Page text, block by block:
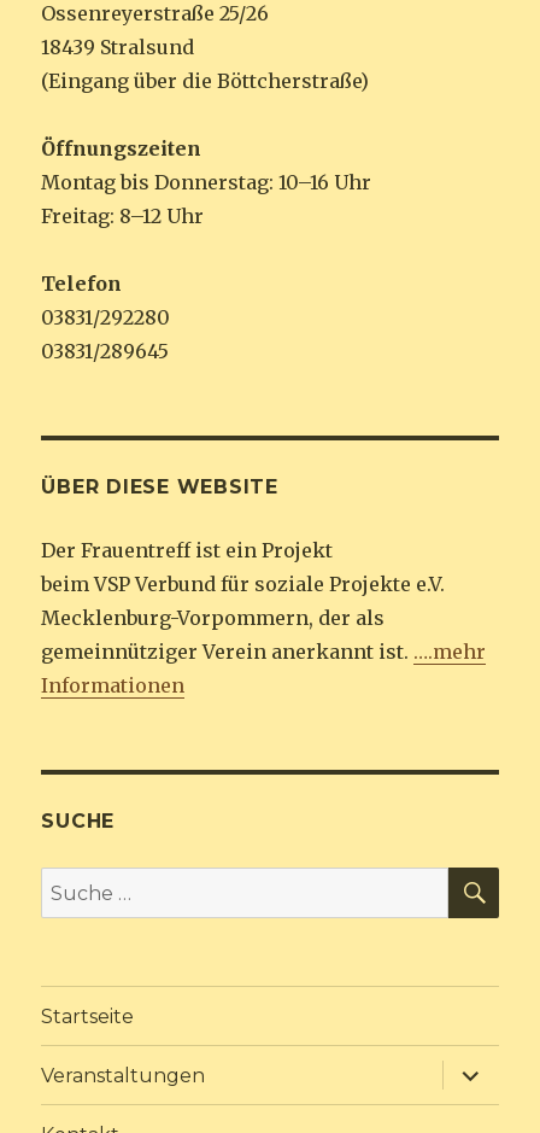
Ossenreyerstraße 25/26
18439 Stralsund
(Eingang über die Böttcherstraße)
Öffnungszeiten
Montag bis Donnerstag: 10–16 Uhr
Freitag: 8–12 Uhr
Telefon
03831/292280
03831/289645
ÜBER DIESE WEBSITE
Der Frauentreff ist ein Projekt
beim VSP Verbund für soziale Projekte e.V.
Mecklenburg-Vorpommern, der als
gemeinnütziger Verein anerkannt ist. ….mehr
Informationen
SUCHE
Suche
nach:
Startseite
Veranstaltungen